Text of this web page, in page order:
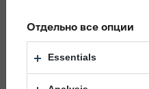
Дизайн
Удобство в управлении
Отдельно все опции
Essentials